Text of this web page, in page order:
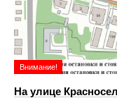
Внимание!
На улице